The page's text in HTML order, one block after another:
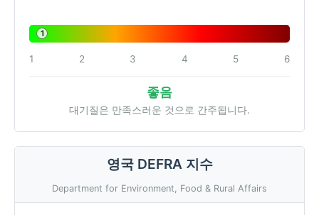
1
1 2 3 4 5 6
좋음
대기질은 만족스러운 것으로 간주됩니다.
영국 DEFRA 지수
Department for Environment, Food & Rural Affairs